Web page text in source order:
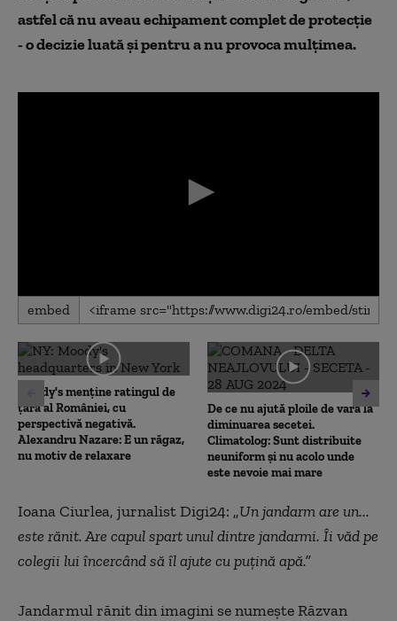
astfel că nu aveau echipament complet de protecție
- o decizie luată și pentru a nu provoca mulțimea.
0
seconds
0
seconds
embed
Moody's menține ratingul de
țară al României, cu
perspectivă negativă.
Alexandru Nazare: E un răgaz,
nu motiv de relaxare
De ce nu ajută ploile de vară la
diminuarea secetei.
Climatolog: Sunt distribuite
neuniform și nu acolo unde
este nevoie mai mare
Ioana Ciurlea, jurnalist Digi24: „Un jandarm are un...
este rănit. Are capul spart unul dintre jandarmi. Îi văd pe
colegii lui încercând să îl ajute cu puțină apă.”
Jandarmul rănit din imagini se numește Răzvan